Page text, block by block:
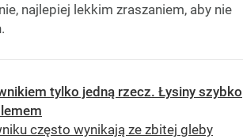
najlepiej lekkim zraszaniem, aby nie
tylko jedną rzecz. Łysiny szybko
często wynikają ze zbitej gleby